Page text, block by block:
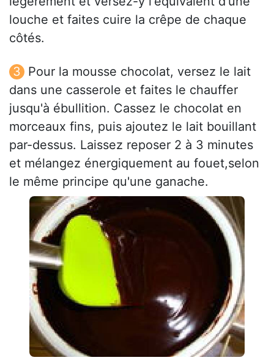
louche et faites cuire la crêpe de chaque
côtés.
Pour la mousse chocolat, versez le lait
dans une casserole et faites le chauffer
jusqu'à ébullition. Cassez le chocolat en
morceaux fins, puis ajoutez le lait bouillant
par-dessus. Laissez reposer 2 à 3 minutes
et mélangez énergiquement au fouet,selon
le même principe qu'une ganache.